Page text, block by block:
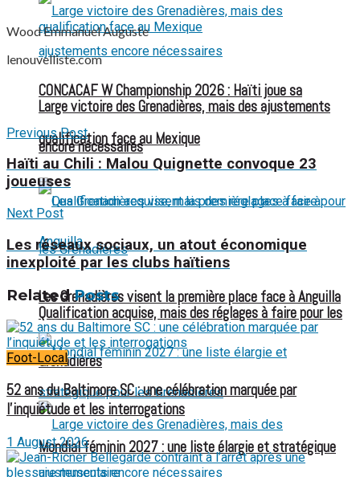
CONCACAF W Championship 2026 : Haïti joue sa
qualification face au Mexique
Qualification acquise, mais des réglages à faire pour les
Grenadières
Large victoire des Grenadières, mais des ajustements
encore nécessaires
Les Grenadières visent la première place face à Anguilla
Mondial féminin 2027 : une liste élargie et stratégique
Wood Emmanuel Auguste
lenouvelliste.com
Previous Post
Haïti au Chili : Malou Quignette convoque 23
joueuses
Next Post
Les réseaux sociaux, un atout économique
inexploité par les clubs haïtiens
RelatedPosts
Foot-Local
52 ans du Baltimore SC : une célébration marquée par
l’inquiétude et les interrogations
1 August 2026